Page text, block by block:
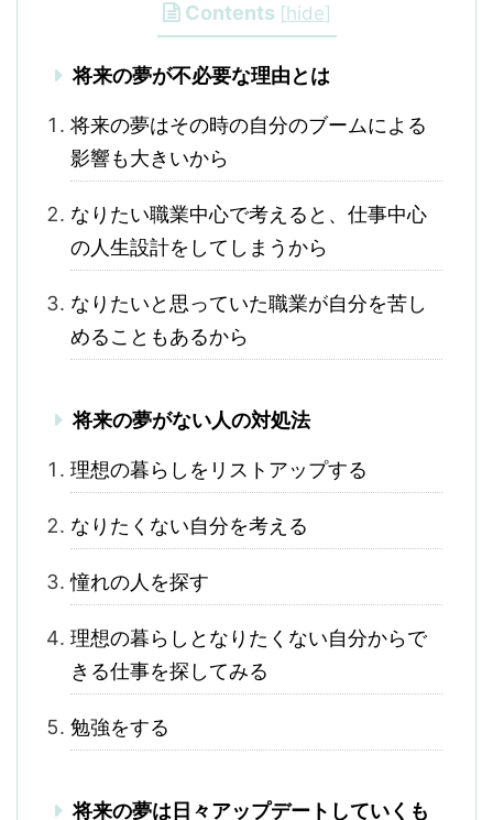
Contents [hide]
将来の夢が不必要な理由とは
将来の夢はその時の自分のブームによる
影響も大きいから
なりたい職業中心で考えると、仕事中心
の人生設計をしてしまうから
なりたいと思っていた職業が自分を苦し
めることもあるから
将来の夢がない人の対処法
理想の暮らしをリストアップする
なりたくない自分を考える
憧れの人を探す
理想の暮らしとなりたくない自分からで
きる仕事を探してみる
勉強をする
将来の夢は日々アップデートしていくも